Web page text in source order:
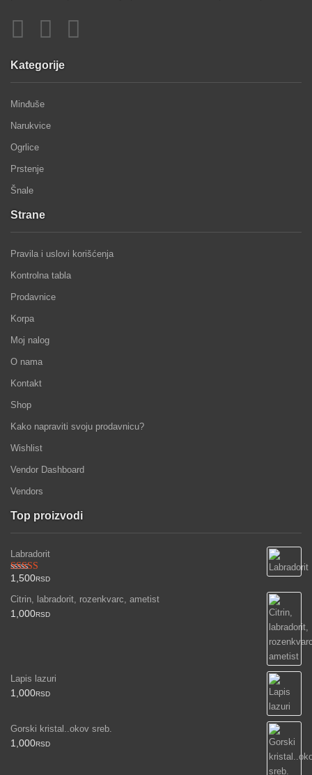
Kategorije
Minđuše
Narukvice
Ogrlice
Prstenje
Šnale
Strane
Pravila i uslovi korišćenja
Kontrolna tabla
Prodavnice
Korpa
Moj nalog
O nama
Kontakt
Shop
Kako napraviti svoju prodavnicu?
Wishlist
Vendor Dashboard
Vendors
Top proizvodi
Labradorit
Ocenjeno
od 5
1,500RSD
Citrin, labradorit, rozenkvarc, ametist
1,000RSD
Lapis lazuri
1,000RSD
Gorski kristal..okov sreb.
1,000RSD